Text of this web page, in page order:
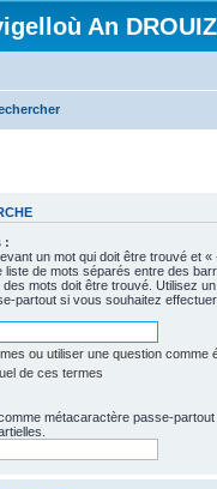
An
:
un mot qui doit être trouvé et «
liste de mots séparés entre des
mots doit être trouvé. Utilisez
partout si vous souhaitez
ou utiliser une question comme
de ces termes
métacaractère passe-